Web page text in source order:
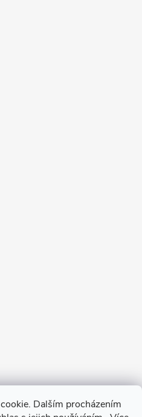
Dalším procházením